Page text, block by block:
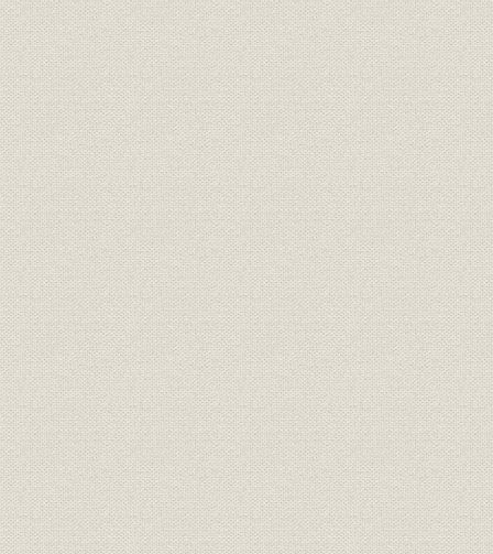
第4節 大衆化と高度化を進めるマーケティング活動
第5節 情報化社会を実現するコンピューターの大衆化
第6節 研究・開発体制の強化と生産の自動化
第7節 社内OAの推進と社員の大型採用
第8節 良き企業市民としての諸活動
第9節 業績と財務
統計・資料・年表
1. 統計
2. 事業所・関係会社・特約店
3. 年表
索引
写真提供一覧